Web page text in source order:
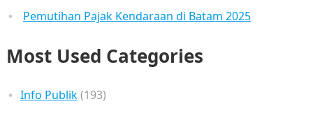
Pemutihan Pajak Kendaraan di Batam 2025
Most Used Categories
Info Publik(193)